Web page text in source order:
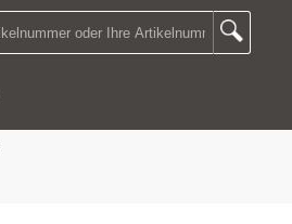
Suchbegriff oder Artikelnummer
Zur Suche